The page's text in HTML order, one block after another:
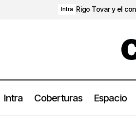
Intra Rigo Tovar y el
Intra Coberturas Espacio